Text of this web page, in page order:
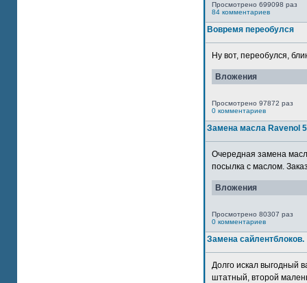
Просмотрено 699098 раз
84 комментариев
Вовремя переобулся
Ну вот, переобулся,
Вложения
Просмотрено 97872 раз
0 комментариев
Замена масла Ravenol
Очередная замена
посылка с маслом.
Вложения
Просмотрено 80307 раз
0 комментариев
Замена сайлентблоков.
Долго искал выгодный
штатный, второй